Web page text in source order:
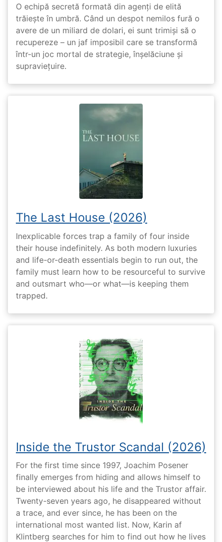
O echipă secretă formată din agenți de elită
trăiește în umbră. Când un despot nemilos fură o
avere de un miliard de dolari, ei sunt trimiși să o
recupereze – un jaf imposibil care se transformă
într-un joc mortal de strategie, înșelăciune și
supraviețuire.
The Last House (2026)
Inexplicable forces trap a family of four inside
their house indefinitely. As both modern luxuries
and life-or-death essentials begin to run out, the
family must learn how to be resourceful to survive
and outsmart who—or what—is keeping them
trapped.
Inside the Trustor Scandal (2026)
For the first time since 1997, Joachim Posener
finally emerges from hiding and allows himself to
be interviewed about his life and the Trustor affair.
Twenty-seven years ago, he disappeared without
a trace, and ever since, he has been on the
international most wanted list. Now, Karin af
Klintberg searches for him to find out how he lives